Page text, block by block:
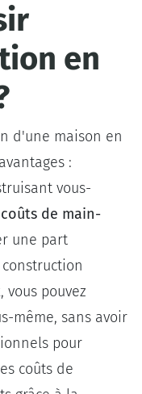
en
d'une maison en
:
vous-
de main-
une part
pouvez
même, sans avoir
pour
coûts de